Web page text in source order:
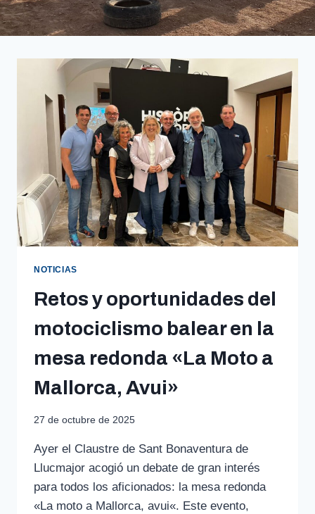
NOTICIAS
Retos y oportunidades del
motociclismo balear en la
mesa redonda «La Moto a
Mallorca, Avui»
27 de octubre de 2025
Ayer el Claustre de Sant Bonaventura de
Llucmajor acogió un debate de gran interés
para todos los aficionados: la mesa redonda
«La moto a Mallorca, avui«. Este evento,